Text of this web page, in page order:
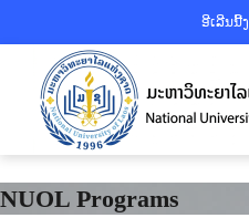
ອີເລີນນີ້ງ
NUOL Programs